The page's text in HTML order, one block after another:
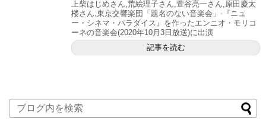
上柴はじめさん,荒絵理子さん,萱谷亮一さん,原田慶太
楼さん,東京交響楽団「題名のない音楽会」-『ニュ
ー・シネマ・パラダイス』を作ったエンニオ・モリコ
ーネの音楽会(2020年10月3日放送)に出演
記事を読む